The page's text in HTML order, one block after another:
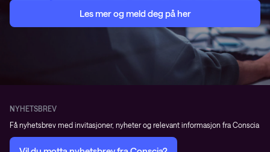
Les mer og meld deg på her
NYHETSBREV
Få nyhetsbrev med invitasjoner, nyheter og relevant informasjon fra Conscia